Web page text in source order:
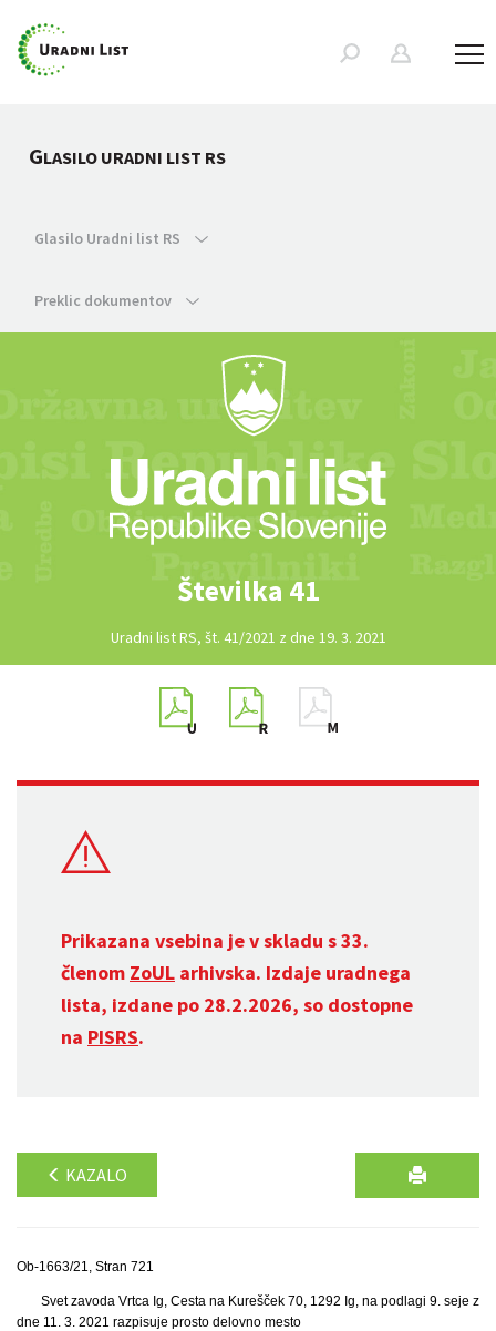
GLASILO URADNI LIST RS
Glasilo Uradni list RS
Preklic dokumentov
Številka 41
Uradni list RS, št. 41/2021 z dne 19. 3. 2021
Prikazana vsebina je v skladu s 33.
členom ZoUL arhivska. Izdaje uradnega
lista, izdane po 28.2.2026, so dostopne
na PISRS.
KAZALO
Ob-1663/21, Stran 721
Svet zavoda Vrtca Ig, Cesta na Kurešček 70, 1292 Ig, na podlagi 9. seje z
dne 11. 3. 2021 razpisuje prosto delovno mesto